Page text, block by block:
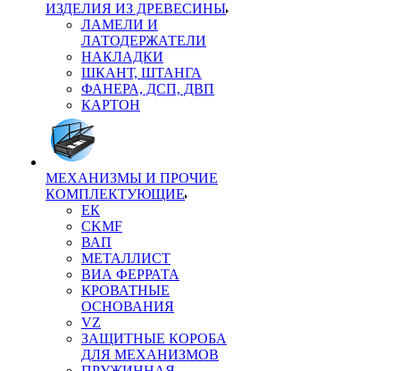
ИЗДЕЛИЯ ИЗ ДРЕВЕСИНЫ
ЛАМЕЛИ И
ЛАТОДЕРЖАТЕЛИ
НАКЛАДКИ
ШКАНТ, ШТАНГА
ФАНЕРА, ДСП, ДВП
КАРТОН
МЕХАНИЗМЫ И ПРОЧИЕ
КОМПЛЕКТУЮЩИЕ
ЕК
CKMF
ВАП
МЕТАЛЛИСТ
ВИА ФЕРРАТА
КРОВАТНЫЕ
ОСНОВАНИЯ
VZ
ЗАЩИТНЫЕ КОРОБА
ДЛЯ МЕХАНИЗМОВ